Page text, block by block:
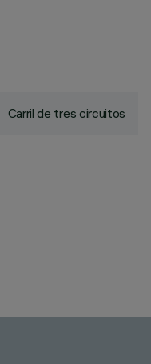
Carril de tres circuitos